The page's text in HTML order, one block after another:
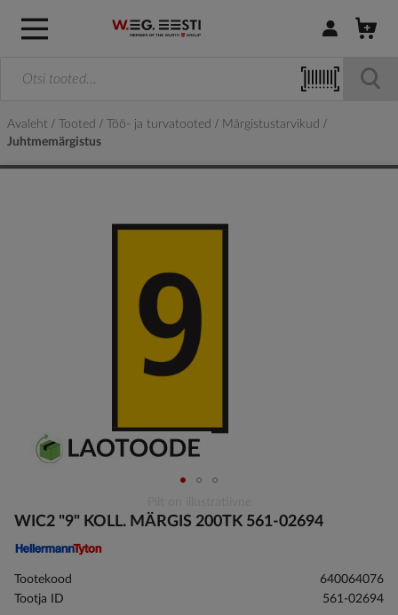
Logi sisse /
Avaleht Tooted Töö- ja turvatooted
Märgistustarvikud
Juhtmemärgistus
to
beginning
of
images
WIC2 "9" KOLL. MÄRGIS 200TK 561-02694
Tootekood
640064076
Tootja ID
561-02694